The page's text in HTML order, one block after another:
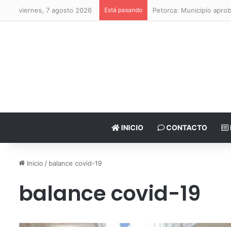
viernes, 7 agosto 2026 Está pasando Petorca: Municipio
INICIO CONTACTO
Inicio / balance covid-19
balance covid-19